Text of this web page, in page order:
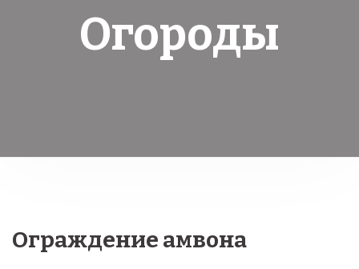
Огороды
Ограждение амвона